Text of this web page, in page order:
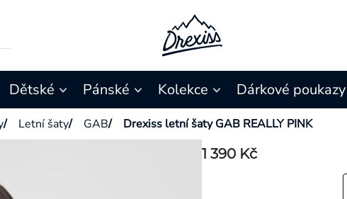
Dětské Pánské Kolekce Dárkové poukazy
/ Letní šaty/ GAB/ Drexiss letní šaty GAB REALLY PINK
1 390 Kč